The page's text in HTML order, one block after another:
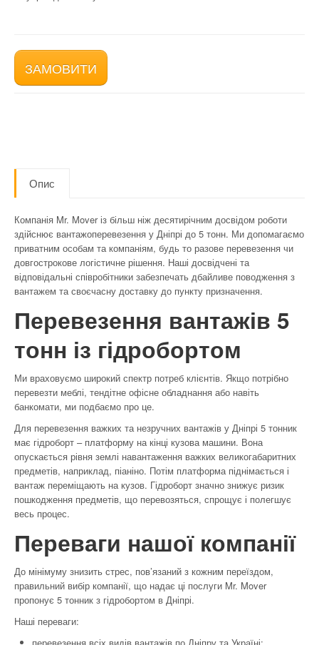
ЗАМОВИТИ
Опис
Компанія Mr. Mover із більш ніж десятирічним досвідом роботи
здійснює вантажоперевезення у Дніпрі до 5 тонн. Ми допомагаємо
приватним особам та компаніям, будь то разове перевезення чи
довгострокове логістичне рішення. Наші досвідчені та
відповідальні співробітники забезпечать дбайливе поводження з
вантажем та своєчасну доставку до пункту призначення.
Перевезення вантажів 5
тонн із гідробортом
Ми враховуємо широкий спектр потреб клієнтів. Якщо потрібно
перевезти меблі, тендітне офісне обладнання або навіть
банкомати, ми подбаємо про це.
Для перевезення важких та незручних вантажів у Дніпрі 5 тонник
має гідроборт – платформу на кінці кузова машини. Вона
опускається рівня землі навантаження важких великогабаритних
предметів, наприклад, піаніно. Потім платформа піднімається і
вантаж переміщають на кузов. Гідроборт значно знижує ризик
пошкодження предметів, що перевозяться, спрощує і полегшує
весь процес.
Переваги нашої компанії
До мінімуму знизить стрес, пов’язаний з кожним переїздом,
правильний вибір компанії, що надає ці послуги Mr. Mover
пропонує 5 тонник з гідробортом в Дніпрі.
Наші переваги: